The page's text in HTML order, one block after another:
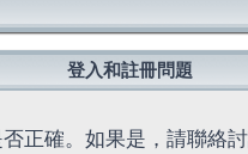
登入和註冊問題
正確。如果是，請聯絡